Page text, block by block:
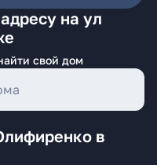
на ул
свой дом
в